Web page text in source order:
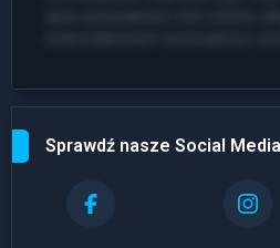
Sprawdź nasze Social Media